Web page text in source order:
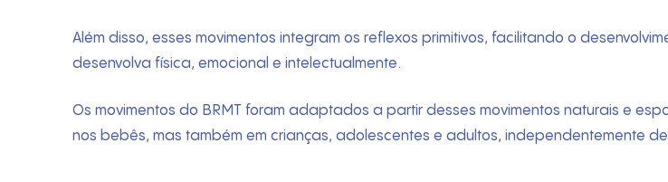
Além disso, esses movimentos integram os reflexos primitivos, facilitando o
desenvolva física, emocional e intelectualmente.
Os movimentos do BRMT foram adaptados a partir desses movimentos naturais e
nos bebês, mas também em crianças, adolescentes e adultos, independentemente